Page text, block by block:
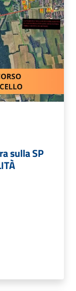
sulla SP